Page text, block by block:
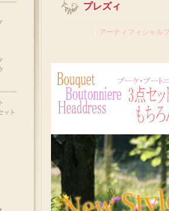
プレズィ
アーティフィシャル